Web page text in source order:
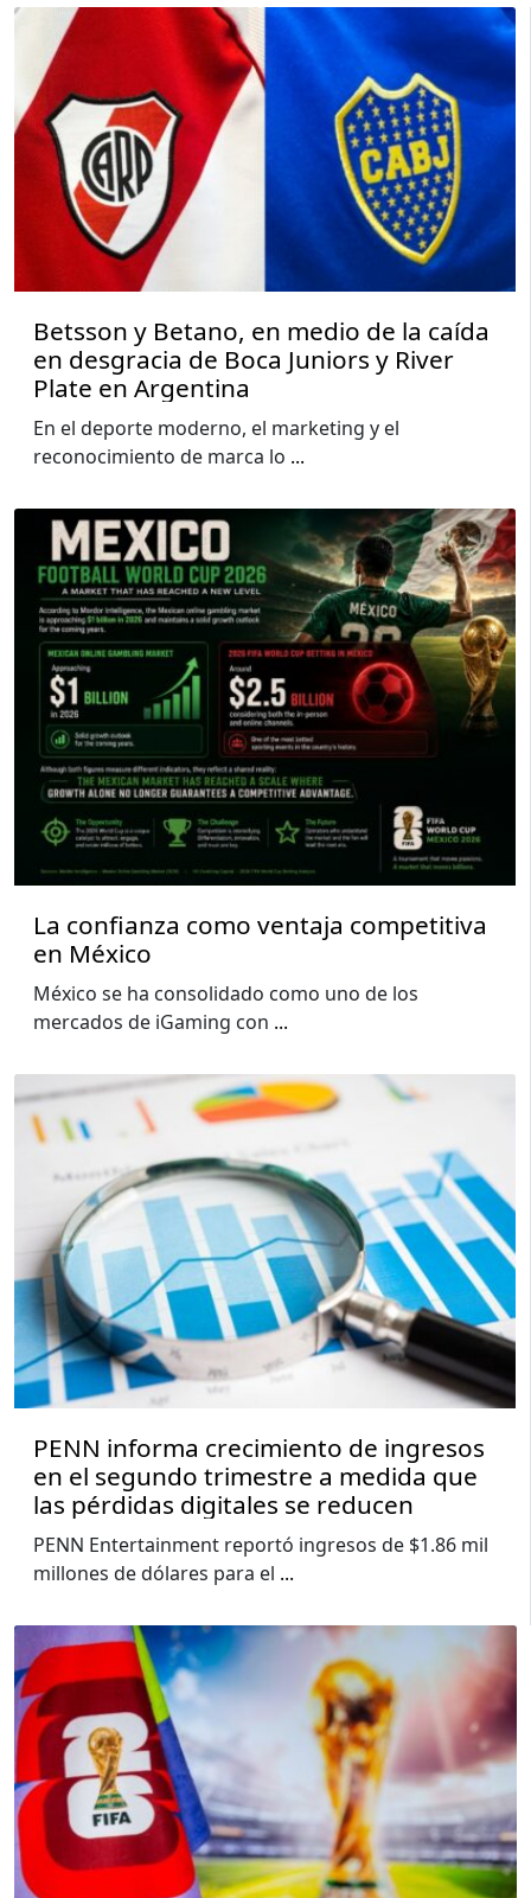
Betsson y Betano, en medio de la caída
en desgracia de Boca Juniors y River
Plate en Argentina
En el deporte moderno, el marketing y el
reconocimiento de marca lo ...
La confianza como ventaja competitiva
en México
México se ha consolidado como uno de los
mercados de iGaming con ...
PENN informa crecimiento de ingresos
en el segundo trimestre a medida que
las pérdidas digitales se reducen
PENN Entertainment reportó ingresos de $1.86 mil
millones de dólares para el ...